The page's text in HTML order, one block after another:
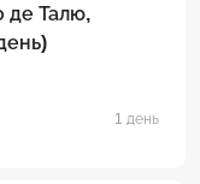
де Талю,
1 день